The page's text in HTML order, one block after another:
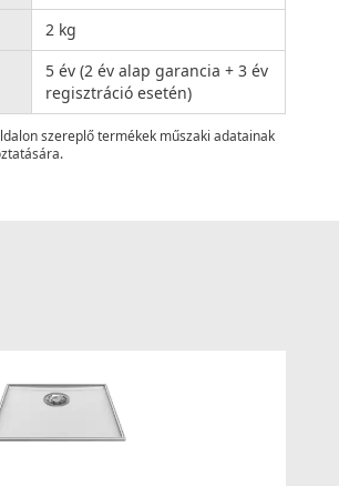
2 kg
5 év (2 év alap garancia + 3 év
regisztráció esetén)
szereplő termékek műszaki adatainak